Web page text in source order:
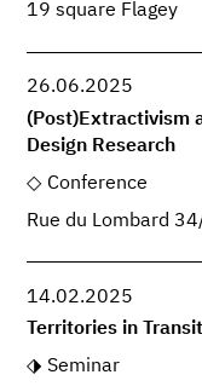
19 square Flagey
26.06.2025
(Post)Extractivism
Design Research
Conference
Rue du Lombard
14.02.2025
Territories in
Seminar